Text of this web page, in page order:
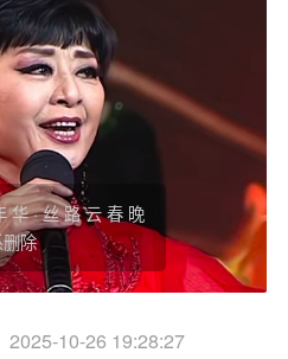
华·丝路云春晚
除
2025-10-26 19:28:27